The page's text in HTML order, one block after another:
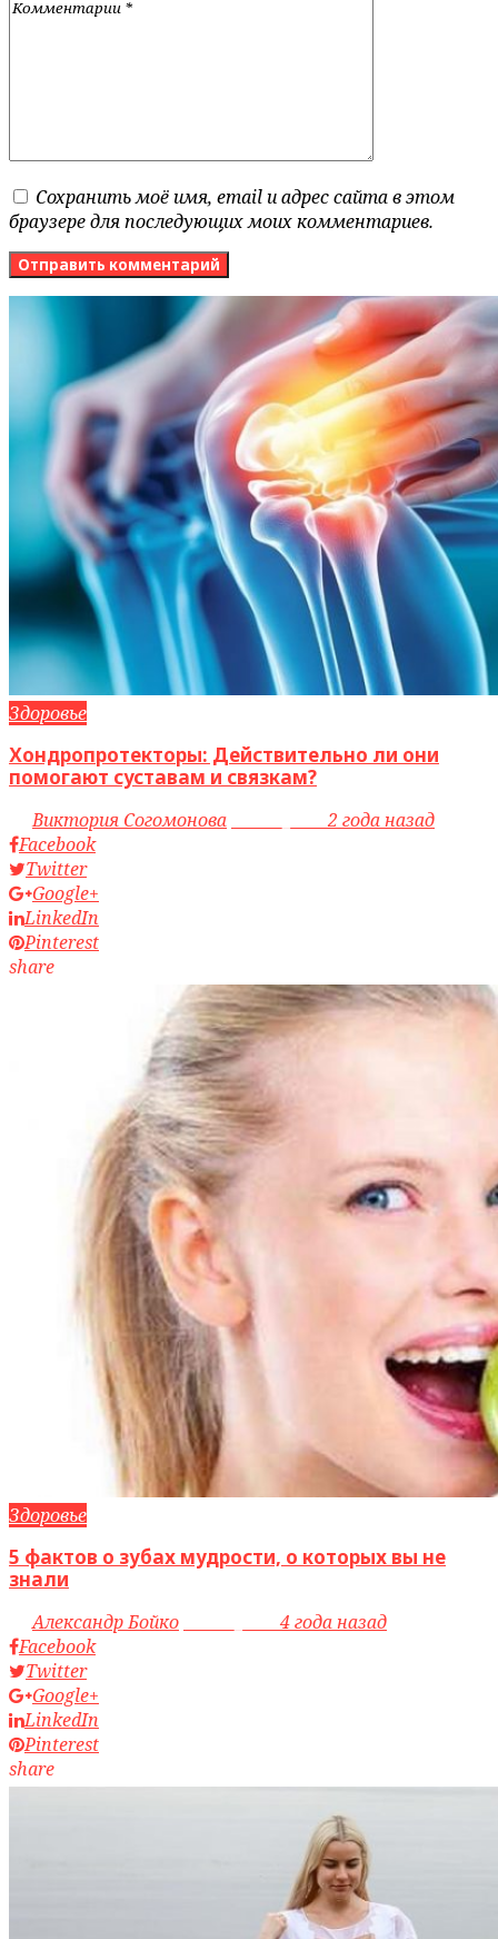
Сохранить моё имя, email и адрес сайта в этом
браузере для последующих моих комментариев.
Здоровье
Хондропротекторы: Действительно ли они
помогают суставам и связкам?
byВиктория Согомонова access_time2 года назад
Facebook
Twitter
Google+
LinkedIn
Pinterest
share
Здоровье
5 фактов о зубах мудрости, о которых вы не
знали
byАлександр Бойко
4 года назад
Facebook
Twitter
Google+
LinkedIn
Pinterest
share